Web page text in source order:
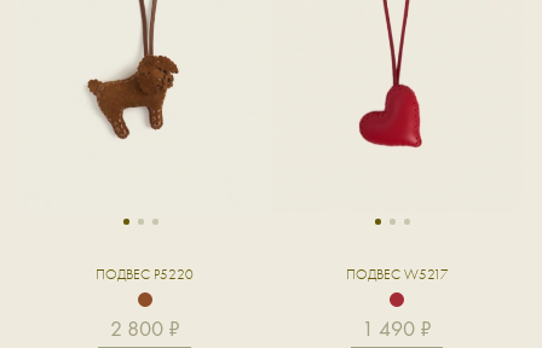
1 2 3
ПОДВЕС P5220
2 800 ₽
1 2 3
ПОДВЕС W5217
1 490 ₽